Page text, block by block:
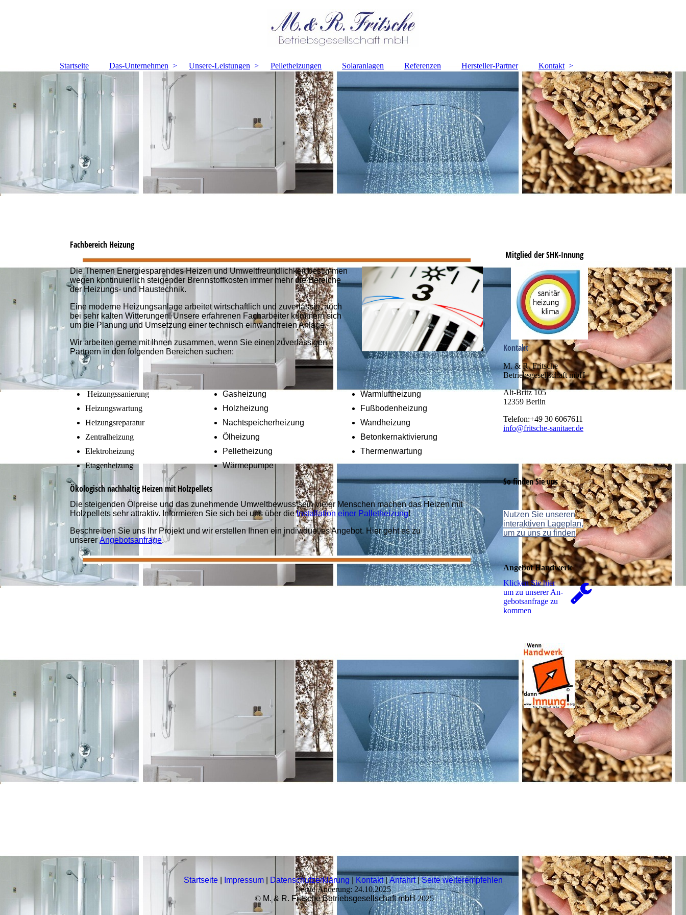
Startseite Das-Unternehmen Unsere-Leistungen Pelletheizungen Solaranlagen Referenzen Hersteller-Partner Kontakt
Fachbereich Heizung
Die Themen Energiesparendes Heizen und Umweltfreundlichkeit bestimmen
wegen kontinuierlich steigender Brennstoffkosten immer mehr die Bereiche
der Heizungs- und Haustechnik.
Eine moderne Heizungsanlage arbeitet wirtschaftlich und zuverlässig, auch
bei sehr kalten Witterungen. Unsere erfahrenen Facharbeiter kümmern sich
um die Planung und Umsetzung einer technisch einwandfreien Anlage.
Wir arbeiten gerne mit Ihnen zusammen, wenn Sie einen zuverlässigen
Partnern in den folgenden Bereichen suchen:
Heizungssanierung
Heizungswartung
Heizungsreparatur
Zentralheizung
Elektroheizung
Etagenheizung
Gasheizung
Holzheizung
Nachtspeicherheizung
Ölheizung
Pelletheizung
Wärmepumpe
Warmluftheizung
Fußbodenheizung
Wandheizung
Betonkernaktivierung
Thermenwartung
Ökologisch nachhaltig Heizen mit Holzpellets
Die steigenden Ölpreise und das zunehmende Umweltbewusstsein vieler Menschen machen das Heizen mit
Holzpellets sehr attraktiv. Informieren Sie sich bei uns über dieInstallation einer Palletheizung!
Beschreiben Sie uns Ihr Projekt und wir erstellen Ihnen ein individuelles Angebot. Hier geht es zu
unserer Angebotsanfrage.
Mitglied der SHK-Innung
Kontakt
M. & R. Fritsche
Betriebsgesellschaft mbH
Alt-Britz 105
12359 Berlin
Telefon:+49 30 6067611
info@fritsche-sanitaer.de
So finden Sie uns
Nutzen Sie unseren
interaktiven La­ge­plan,
um zu uns zu finden
Angebot Handwerk
Klicken Sie hier
um zu unserer An­
ge­bots­an­fra­ge zu
kommen
Startseite| Impressum| Datenschutzerklärung Kontakt|Anfahrt|Seite weiterempfehlen
Letzte Änderung: 24.10.2025
© M. & R. Fritsche Betriebsgesellschaft mbH2025